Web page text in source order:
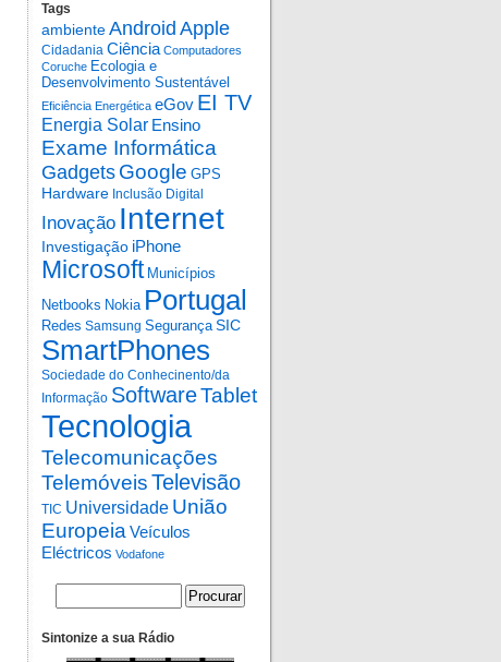
Tags
ambienteAndroid Apple
Cidadania Ciência Computadores
Coruche Ecologia e
Desenvolvimento Sustentável
Eficiência Energética eGov EI TV
Energia Solar Ensino
Exame Informática
Gadgets Google GPS
Hardware Inclusão Digital
Inovação Internet
Investigação iPhone
Microsoft Municípios
Netbooks Nokia Portugal
Redes Samsung Segurança SIC
SmartPhones
Sociedade do Conhecinento/da
Informação SoftwareTablet
Tecnologia
Telecomunicações
TelemóveisTelevisão
TIC Universidade União
Europeia Veículos
Eléctricos Vodafone
Sintonize a sua Rádio